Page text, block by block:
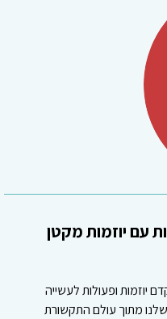
עם יוזמות מקטן
יוזמות ופעולות לעשייה
שלנו מתוך עולם התקשורת